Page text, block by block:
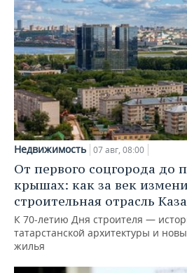
Недвижимость 07 авг, 08:00
От первого соцгорода до
крышах: как за век
строительная отрасль
К 70-летию Дня строителя —
татарстанской архитектуры и
жилья